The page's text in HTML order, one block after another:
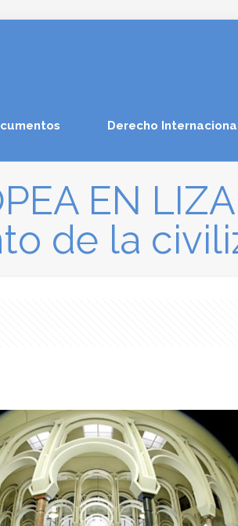
Derecho
EN
de la